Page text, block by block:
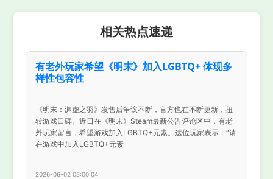
相关热点速递
有老外玩家希望《明末》加入LGBTQ+ 体现多
样性包容性
《明末：渊虚之羽》发售后争议不断，官方也在不断更新，扭
转游戏口碑。近日在《明末》Steam最新公告评论区中，有老
外玩家留言，希望游戏加入LGBTQ+元素。这位玩家表示：“请
在游戏中加入LGBTQ+元素
2026-06-02 05:00:04